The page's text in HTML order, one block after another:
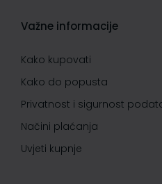
Važne informacije
Kako kupovati
Kako do popusta
Privatnost i sigurnost
Načini plaćanja
Uvjeti kupnje